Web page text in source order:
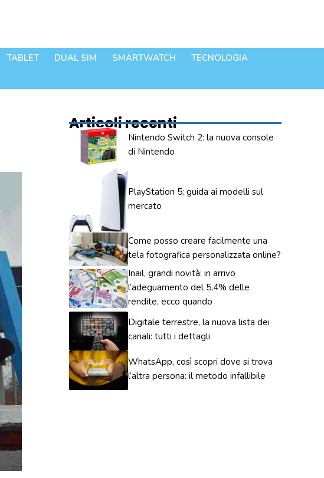
TABLET DUAL SIM SMARTWATCH
TECNOLOGIA
Articoli recenti
Nintendo Switch 2: la nuova console
di Nintendo
PlayStation 5: guida ai modelli sul
mercato
Come posso creare facilmente una
tela fotografica personalizzata online?
Inail, grandi novità: in arrivo
l’adeguamento del 5,4% delle
rendite, ecco quando
Digitale terrestre, la nuova lista dei
canali: tutti i dettagli
WhatsApp, così scopri dove si trova
l’altra persona: il metodo infallibile